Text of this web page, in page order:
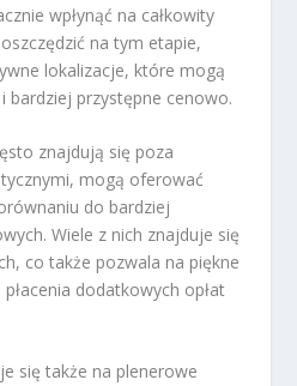
wpłynąć na całkowity
na tym etapie,
lokalizacje, które mogą
bardziej przystępne cenowo.
znajdują się poza
mogą oferować
do bardziej
Wiele z nich znajduje się
co także pozwala na piękne
dodatkowych opłat
się także na plenerowe